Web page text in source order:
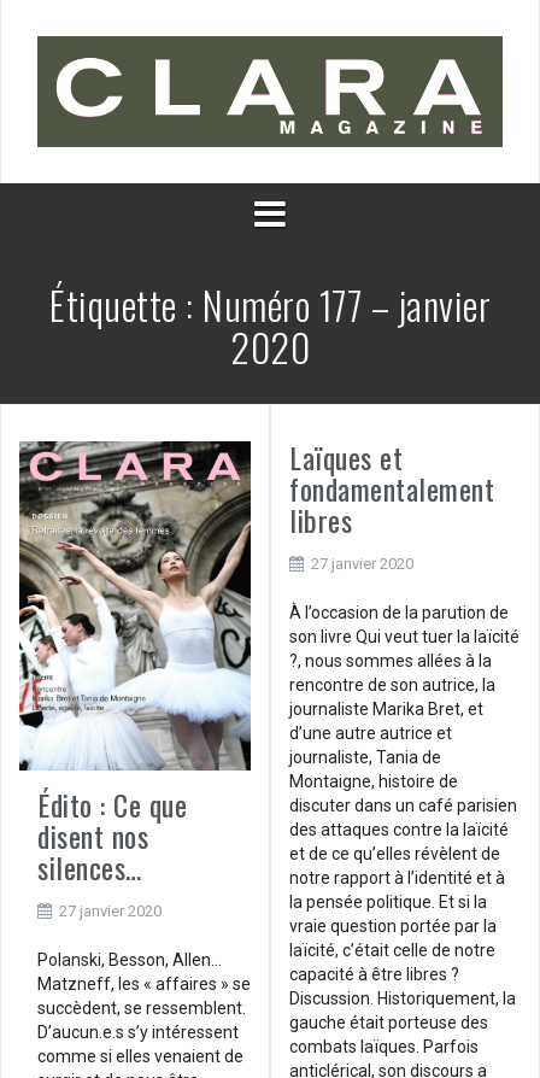
Étiquette : Numéro 177 – janvier
2020
Édito : Ce que
disent nos
silences…
27 janvier 2020
Polanski, Besson, Allen…
Matzneff, les « affaires » se
succèdent, se ressemblent.
D’aucun.e.s s’y intéressent
comme si elles venaient de
Laïques et
fondamentalement
libres
27 janvier 2020
À l’occasion de la parution de
son livre Qui veut tuer la laïcité
?, nous sommes allées à la
rencontre de son autrice, la
journaliste Marika Bret, et
d’une autre autrice et
journaliste, Tania de
Montaigne, histoire de
discuter dans un café parisien
des attaques contre la laïcité
et de ce qu’elles révèlent de
notre rapport à l’identité et à
la pensée politique. Et si la
vraie question portée par la
laïcité, c’était celle de notre
capacité à être libres ?
Discussion. Historiquement, la
gauche était porteuse des
combats laïques. Parfois
anticlérical, son discours a